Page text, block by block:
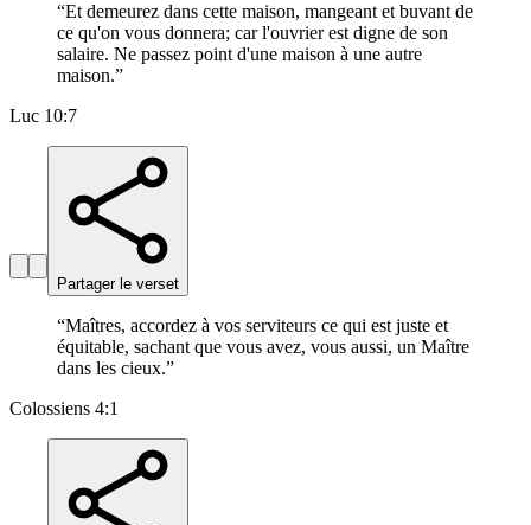
“Et demeurez dans cette maison, mangeant et buvant de
ce qu'on vous donnera; car l'ouvrier est digne de son
salaire. Ne passez point d'une maison à une autre
maison.”
Luc 10:7
Partager le verset
“Maîtres, accordez à vos serviteurs ce qui est juste et
équitable, sachant que vous avez, vous aussi, un Maître
dans les cieux.”
Colossiens 4:1